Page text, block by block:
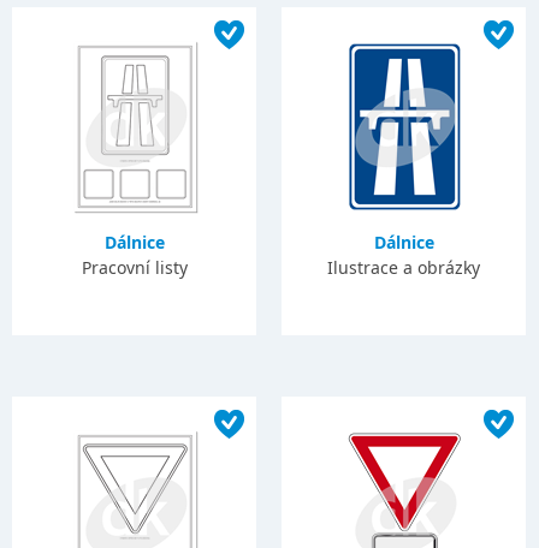
Dálnice
Pracovní listy
Dálnice
Ilustrace a obrázky